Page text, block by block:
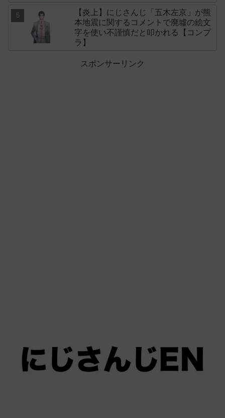
【炎上】にじさんじ「五木左京」が熊
本地震に関するコメントで廃墟の絵文
字を使い不謹慎だと叩かれる【コンプ
ラ】
スポンサーリンク